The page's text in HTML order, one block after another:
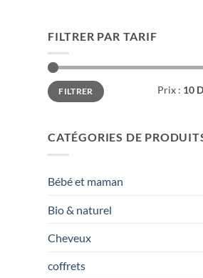
FILTRER PAR TARIF
Prix
min
Prix
maxFILTRER Prix : 10
CATÉGORIES DE
Bébé et maman
Bio & naturel
Cheveux
coffrets